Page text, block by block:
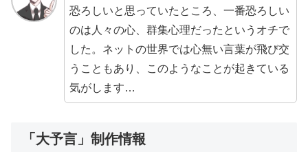
恐ろしいと思っていたところ、一番恐ろしい
のは人々の心、群集心理だったというオチで
した。ネットの世界では心無い言葉が飛び交
うこともあり、このようなことが起きている
気がします…
「大予言」制作情報